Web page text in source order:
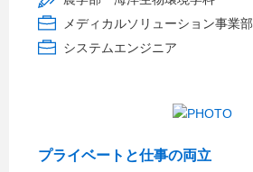
メディカルソリューション事業部
システムエンジニア
プライベートと仕事の両立